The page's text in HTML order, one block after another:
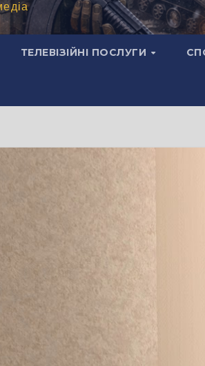
ТЕЛЕВІЗІЙНІ ПОСЛУГИ
ОФІЦІЙНО
#Ігор Волошин